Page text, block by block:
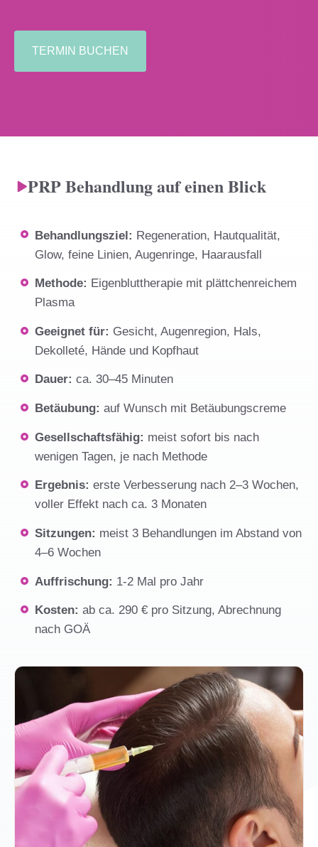
TERMIN BUCHEN
PRP Behandlung auf einen Blick
Behandlungsziel: Regeneration, Hautqualität,
Glow, feine Linien, Augenringe, Haarausfall
Methode: Eigenbluttherapie mit plättchenreichem
Plasma
Geeignet für: Gesicht, Augenregion, Hals,
Dekolleté, Hände und Kopfhaut
Dauer: ca. 30–45 Minuten
Betäubung: auf Wunsch mit Betäubungscreme
Gesellschaftsfähig: meist sofort bis nach
wenigen Tagen, je nach Methode
Ergebnis: erste Verbesserung nach 2–3 Wochen,
voller Effekt nach ca. 3 Monaten
Sitzungen: meist 3 Behandlungen im Abstand von
4–6 Wochen
Auffrischung: 1-2 Mal pro Jahr
Kosten: ab ca. 290 € pro Sitzung, Abrechnung
nach GOÄ